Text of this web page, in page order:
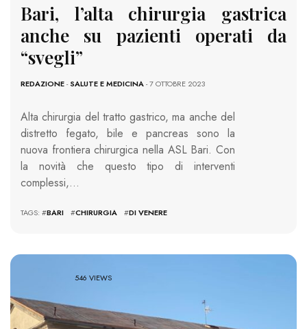
Bari, l’alta chirurgia gastrica
anche su pazienti operati da
“svegli”
REDAZIONE-SALUTE E MEDICINA- 7 OTTOBRE 2023
Alta chirurgia del tratto gastrico, ma anche del
distretto fegato, bile e pancreas sono la
nuova frontiera chirurgica nella ASL Bari. Con
la novità che questo tipo di interventi
complessi,…
TAGS: #BARI #CHIRURGIA #DI VENERE
546 VIEWS